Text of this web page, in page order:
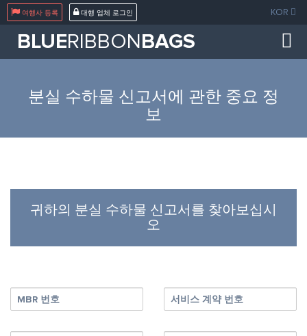
여행사 등록 대행 업체 로그인 KOR
BLUERIBBONBAGS
분실 수하물 신고서에 관한 중요 정
보
귀하의 분실 수하물 신고서를 찾아보십시
오
MBR 번호 서비스 계약 번호